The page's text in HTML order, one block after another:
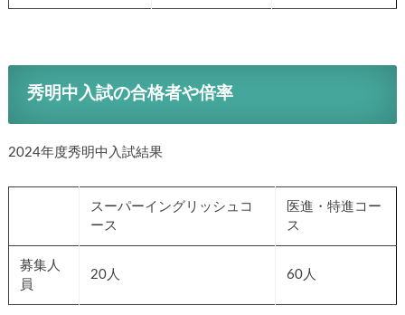
秀明中入試の合格者や倍率
2024年度秀明中入試結果
スーパーイングリッシュコ
ース
医進・特進コー
ス
募集人
員
20人 60人